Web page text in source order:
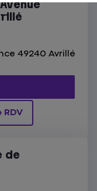
49240 Avrillé
RDV
de